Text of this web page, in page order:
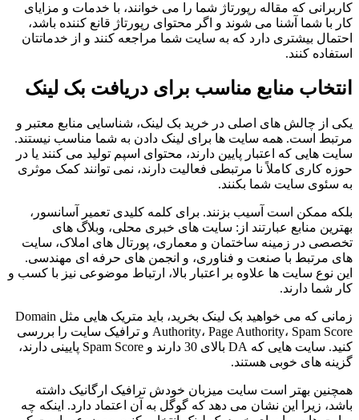
کاربرانی که مقاله رپورتاژ شما را می خوانند، با خدمات و مزایای
کار با شما آشنا می شوند و اگر محتوای رپورتاژ قانع کننده باشد،
احتمال بیشتری دارد که به سایت شما مراجعه کنند و از خدماتتان
استفاده کنند.
انتخاب منابع مناسب برای دریافت بک لینک
یکی از چالش های اصلی در خرید بک لینک، شناسایی منابع معتبر و
مرتبط است. همه سایت ها برای لینک دادن به شما مناسب نیستند.
سایت هایی که اعتبار پایین دارند، محتوای اسپم تولید می کنند یا در
حوزه کاری کاملاً نا مرتبطی فعالیت دارند، نمی توانند کمک موثری
به سئوی سایت شما بکنند.
بلکه ممکن است آسیب بزنند. برای کلمه کلیدی تعمیر آسانسور،
بهترین منابع عبارتند از: سایت های خبری محلی، وبلاگ های
تخصصی در زمینه ساختمان و معماری، پورتال های املاک، سایت
های مرتبط با صنعت و فناوری، و انجمن های حرفه ای مهندسی.
این نوع سایت ها علاوه بر اعتبار بالا، ارتباط موضوعی نیز با کسب و
کار شما دارند.
زمانی که می خواهید بک لینک بخرید، باید متریک هایی مثل Domain
Authority، Page Authority، Spam Score و ترافیک سایت را بررسی
کنید. سایت هایی که DA بالای 30 دارند و Spam Score پایینی دارند،
گزینه های خوبی هستند.
همچنین بهتر است سایت میزبان خودش ترافیک ارگانیک داشته
باشد، زیرا این نشان می دهد که گوگل به آن اعتماد دارد. اینکه چه